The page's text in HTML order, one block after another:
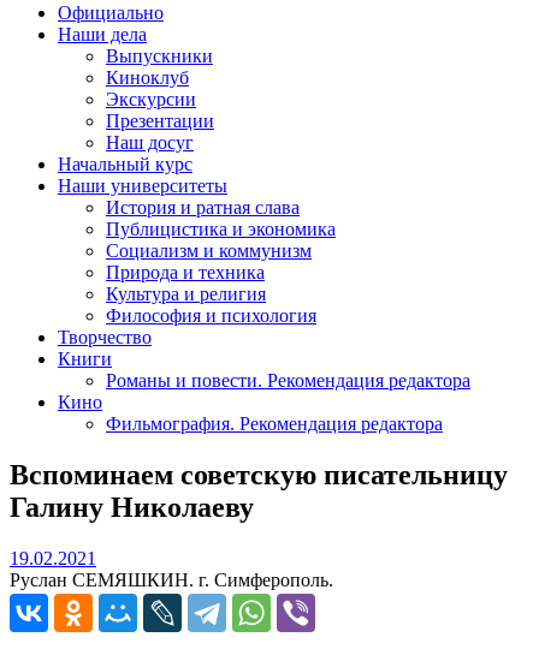
Официально
Наши дела
Выпускники
Киноклуб
Экскурсии
Презентации
Наш досуг
Начальный курс
Наши университеты
История и ратная слава
Публицистика и экономика
Социализм и коммунизм
Природа и техника
Культура и религия
Философия и психология
Творчество
Книги
Романы и повести. Рекомендация редактора
Кино
Фильмография. Рекомендация редактора
Вспоминаем советскую писательницу
Галину Николаеву
19.02.2021
Руслан СЕМЯШКИН. г. Симферополь.